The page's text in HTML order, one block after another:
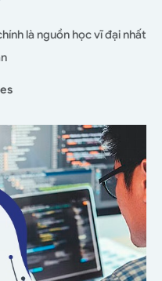
là nguồn học vĩ đại nhất